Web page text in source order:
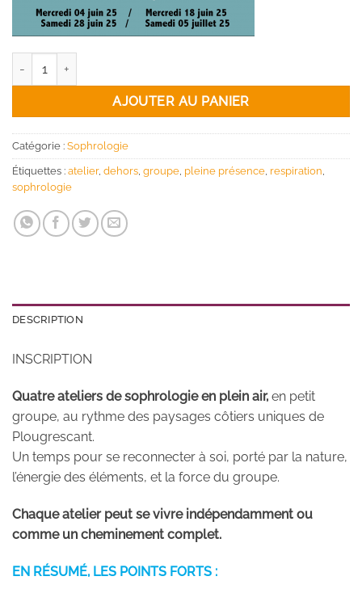
AJOUTER AU PANIER
Catégorie : Sophrologie
Étiquettes : atelier, dehors, groupe, pleine présence, respiration,
sophrologie
DESCRIPTION
INSCRIPTION
Quatre ateliers de sophrologie en plein air, en petit
groupe, au rythme des paysages côtiers uniques de
Plougrescant.
Un temps pour se reconnecter à soi, porté par la nature,
l’énergie des éléments, et la force du groupe.
Chaque atelier peut se vivre indépendamment ou
comme un cheminement complet.
EN RÉSUMÉ, LES POINTS FORTS :